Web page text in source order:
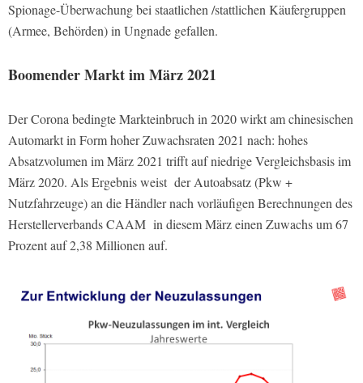
Spionage-Überwachung bei staatlichen /stattlichen Käufergruppen
(Armee, Behörden) in Ungnade gefallen.
Boomender Markt im März 2021
Der Corona bedingte Markteinbruch in 2020 wirkt am chinesischen
Automarkt in Form hoher Zuwachsraten 2021 nach: hohes
Absatzvolumen im März 2021 trifft auf niedrige Vergleichsbasis im
März 2020. Als Ergebnis weist der Autoabsatz (Pkw +
Nutzfahrzeuge) an die Händler nach vorläufigen Berechnungen des
Herstellerverbands CAAM in diesem März einen Zuwachs um 67
Prozent auf 2,38 Millionen auf.